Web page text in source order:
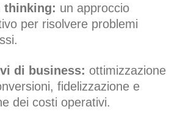
thinking: un approccio
per risolvere problemi
di business: ottimizzazione
fidelizzazione e
dei costi operativi.